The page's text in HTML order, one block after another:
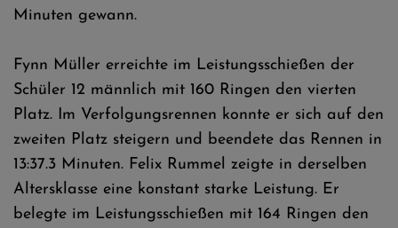
Minuten gewann.
Fynn Müller erreichte im Leistungsschießen der
Schüler 12 männlich mit 160 Ringen den vierten
Platz. Im Verfolgungsrennen konnte er sich auf den
zweiten Platz steigern und beendete das Rennen in
13:37.3 Minuten. Felix Rummel zeigte in derselben
Altersklasse eine konstant starke Leistung. Er
belegte im Leistungsschießen mit 164 Ringen den